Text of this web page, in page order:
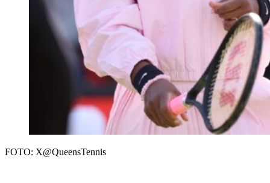
FOTO: X@QueensTennis